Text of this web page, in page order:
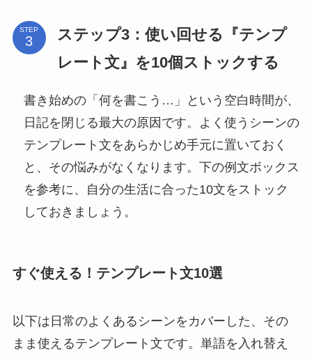
STEP
ステップ3：使い回せる『テンプ
レート文』を10個ストックする
書き始めの「何を書こう…」という空白時間が、
日記を閉じる最大の原因です。よく使うシーンの
テンプレート文をあらかじめ手元に置いておく
と、その悩みがなくなります。下の例文ボックス
を参考に、自分の生活に合った10文をストック
しておきましょう。
すぐ使える！テンプレート文10選
以下は日常のよくあるシーンをカバーした、その
まま使えるテンプレート文です。単語を入れ替え